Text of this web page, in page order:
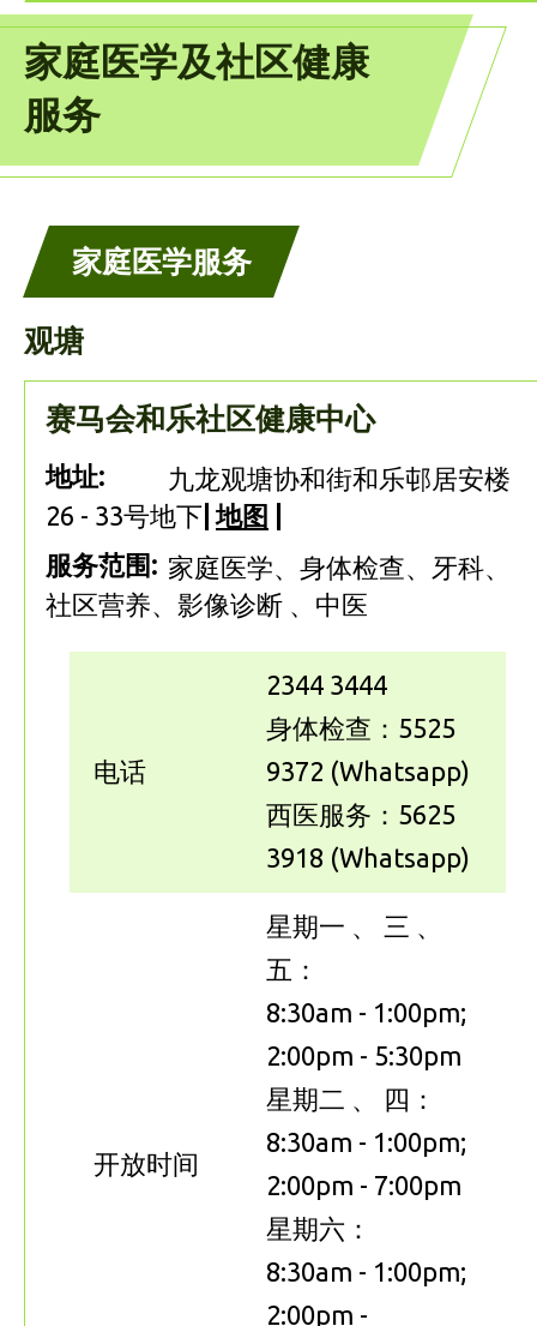
家庭医学及社区健康
服务
家庭医学服务
观塘
赛马会和乐社区健康中心
地址:
九龙观塘协和街和乐邨居安楼
26 - 33号地下 地图
服务范围: 家庭医学、身体检查、牙科、
社区营养、影像诊断 、中医
电话
2344 3444
身体检查：5525
9372 (Whatsapp)
西医服务：5625
3918 (Whatsapp)
开放时间
星期一 、 三 、
五：
8:30am - 1:00pm;
2:00pm - 5:30pm
星期二 、 四：
8:30am - 1:00pm;
2:00pm - 7:00pm
星期六：
8:30am - 1:00pm;
2:00pm -